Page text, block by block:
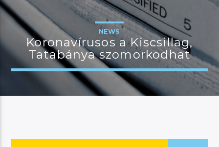
JELENLEGI MŰSOR
CSALÁDI MANNA
11:00
NEWS
Koronavírusos a Kiscsillag,
Tatabánya szomorkodhat